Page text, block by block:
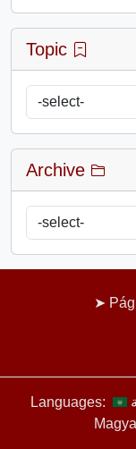
Topic
Archive
Languages: